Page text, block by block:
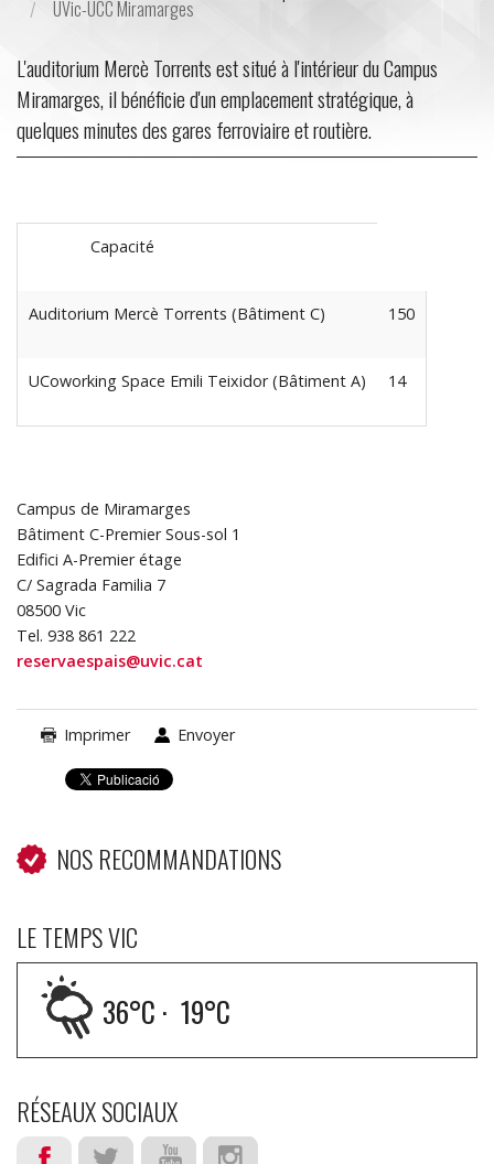
UVic-UCC Miramarges
L'auditorium Mercè Torrents est situé à l'intérieur du Campus
Miramarges, il bénéficie d'un emplacement stratégique, à
quelques minutes des gares ferroviaire et routière.
Capacité
Auditorium Mercè Torrents (Bâtiment C) 150
UCoworking Space Emili Teixidor (Bâtiment A) 14
Campus de Miramarges
Bâtiment C-Premier Sous-sol 1
Edifici A-Premier étage
C/ Sagrada Familia 7
08500 Vic
Tel. 938 861 222
reservaespais@uvic.cat
Imprimer Envoyer
NOS RECOMMANDATIONS
LE TEMPS VIC
36°C · 19°C
RÉSEAUX SOCIAUX